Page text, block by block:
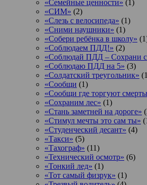
«Семейные ценности» (1)
«СИМ» (2)
«Слезь с велосипеда» (1)
«Сними наушники» (1)
«Собери ребёнка в школу»
«Соблюдаем ПДД!» (2)
«Соблюдай ПДД – Сохрани
«Соблюдаю ПДД на 5» (3)
«Солдатский треугольник»
«Сообщи (1)
«Сообщи где торгуют
«Сохраним лес» (1)
«Стань заметней на дороге»
«Стимул мечты это сам ты»
«Студенческий десант» (4)
«Такси» (5)
«Тахограф» (11)
«Технический осмотр» (6)
«Тонкий лед» (1)
«Тот самый физрук» (1)